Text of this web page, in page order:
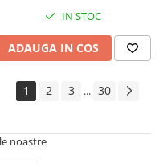
IN STOC
ADAUGA IN COS
1 2 3 ... 30
noastre